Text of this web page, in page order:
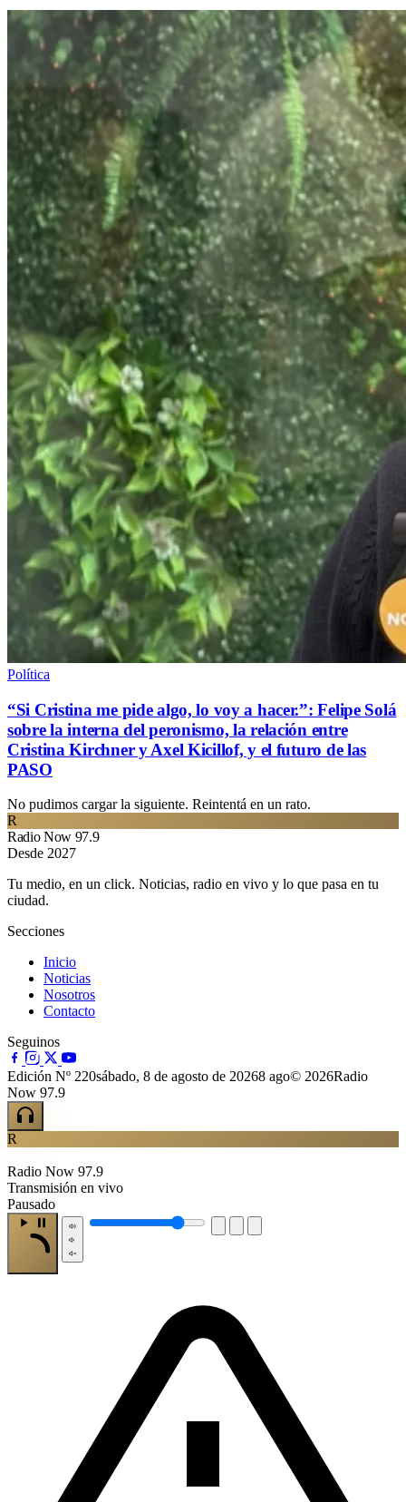
Política
“Si Cristina me pide algo, lo voy a hacer.”: Felipe Solá
sobre la interna del peronismo, la relación entre
Cristina Kirchner y Axel Kicillof, y el futuro de las
PASO
No pudimos cargar la siguiente. Reintentá en un rato.
R
Radio Now 97.9
Desde 2027
Tu medio, en un click. Noticias, radio en vivo y lo que pasa en tu
ciudad.
Secciones
Inicio
Noticias
Nosotros
Contacto
Seguinos
Edición Nº 220sábado, 8 de agosto de 20268 ago© 2026Radio
Now 97.9
R
Radio Now 97.9
Transmisión en vivo
Pausado